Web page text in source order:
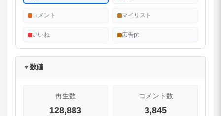
コメント マイリスト
いいね 広告pt
▼ 数値
再生数
128,883
コメント数
3,845